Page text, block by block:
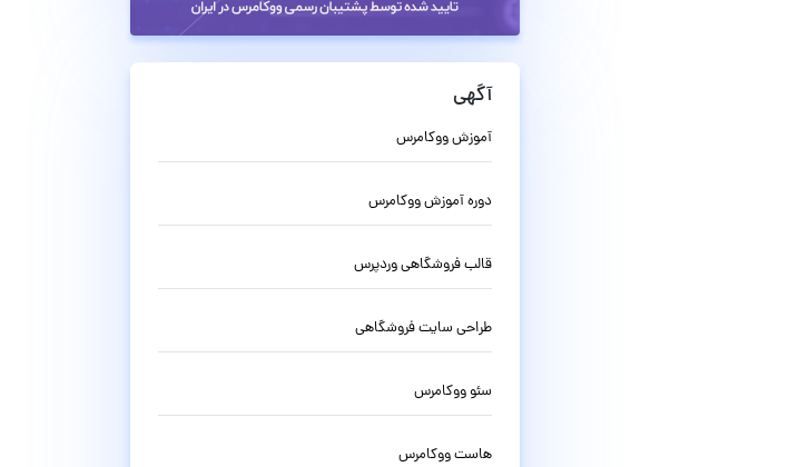
آگهی
آموزش ووکامرس
دوره آموزش ووکامرس
قالب فروشگاهی وردپرس
طراحی سایت فروشگاهی
سئو ووکامرس
هاست ووکامرس